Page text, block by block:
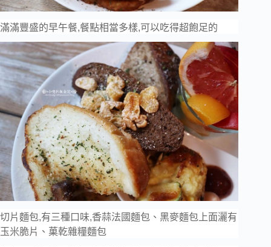
滿滿豐盛的早午餐,餐點相當多樣,可以吃得超飽足的
切片麵包,有三種口味,香蒜法國麵包、黑麥麵包上面灑有
玉米脆片、菓乾雜糧麵包